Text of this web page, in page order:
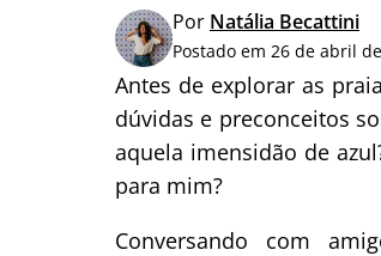
p
o
r
:
Por Natália Becattini
Postado em 26 de abril
Antes de explorar as
dúvidas e preconceitos
aquela imensidão de
para mim?
Conversando com